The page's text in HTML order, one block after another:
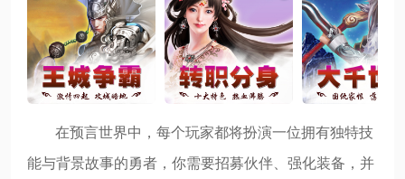
在预言世界中，每个玩家都将扮演一位拥有独特技
能与背景故事的勇者，你需要招募伙伴、强化装备，并